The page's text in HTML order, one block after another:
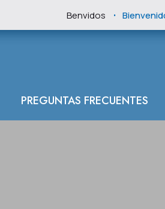
Benvidos .
PREGUNTAS FRECUENTES